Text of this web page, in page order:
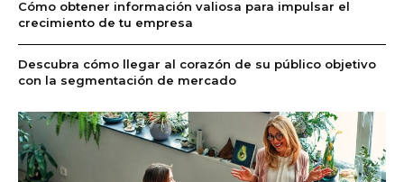
Cómo obtener información valiosa para impulsar el
crecimiento de tu empresa
Descubra cómo llegar al corazón de su público objetivo
con la segmentación de mercado